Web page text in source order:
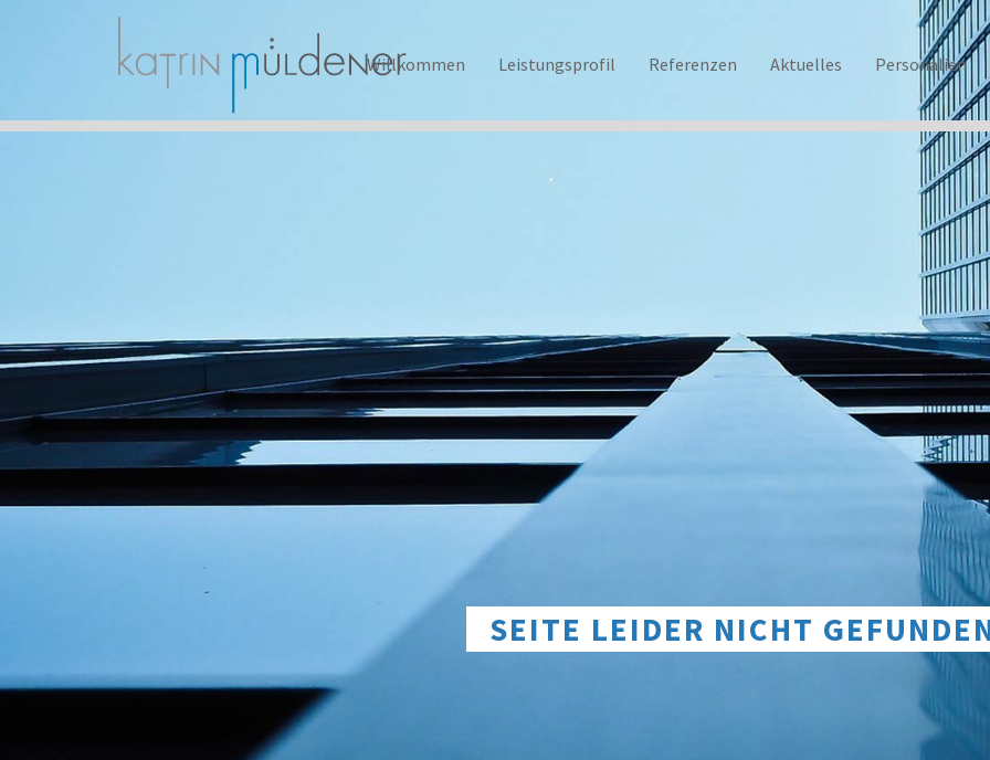
Willkommen Leistungsprofil Referenzen Aktuelles Personalien
SEITE LEIDER NICHT